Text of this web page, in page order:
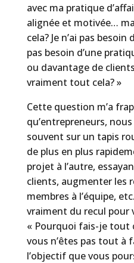
avec ma pratique
alignée et motivée…
cela? Je n’ai pas besoin
pas besoin d’une
ou davantage de
vraiment tout cela? »
Cette question m’a
qu’entrepreneurs,
souvent sur un tapis
de plus en plus
projet à l’autre,
clients, augmenter les
membres à l’équipe,
vraiment du recul pour
« Pourquoi fais-je tout
vous n’êtes pas tout à
l’objectif que vous